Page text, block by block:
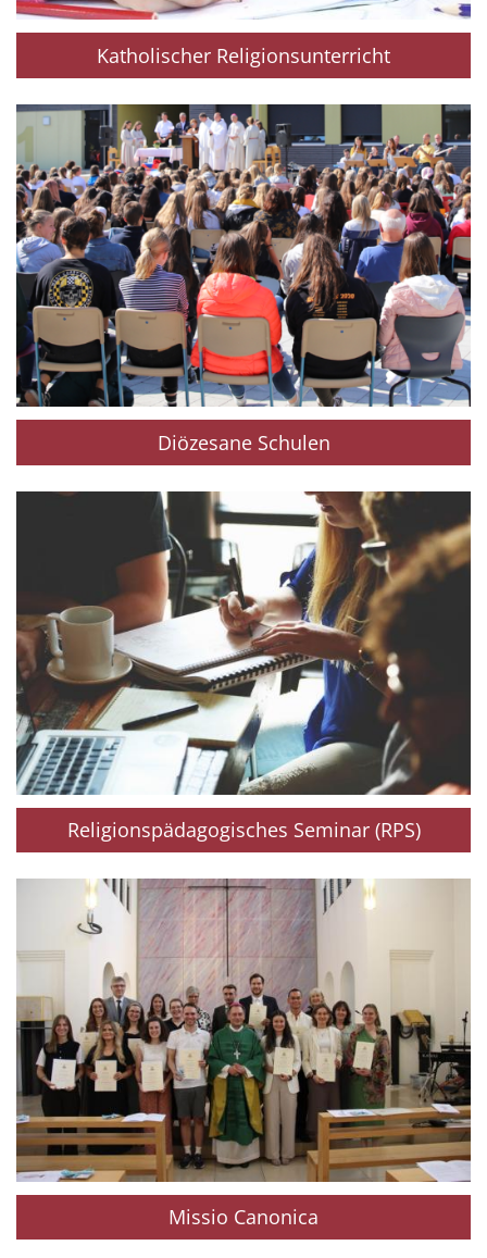
Katholischer Religionsunterricht
Diözesane Schulen
Religionspädagogisches Seminar (RPS)
Missio Canonica